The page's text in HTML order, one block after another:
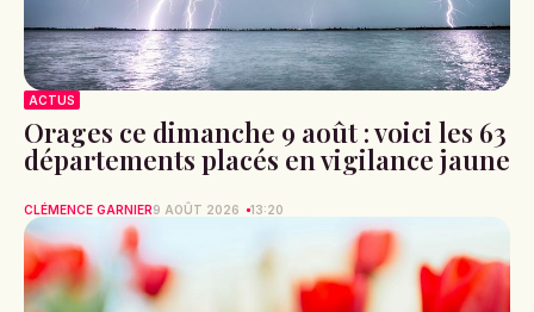
ACTUS
Orages ce dimanche 9 août : voici les 63
départements placés en vigilance jaune
CLÉMENCE GARNIER9 AOÛT 2026 13:20